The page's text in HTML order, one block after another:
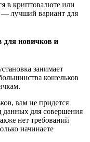
в криптовалюте или
— лучший вариант для
для новичков и
занимает
кошельков
вам не придется
данных для совершения
нет требований
начинаете